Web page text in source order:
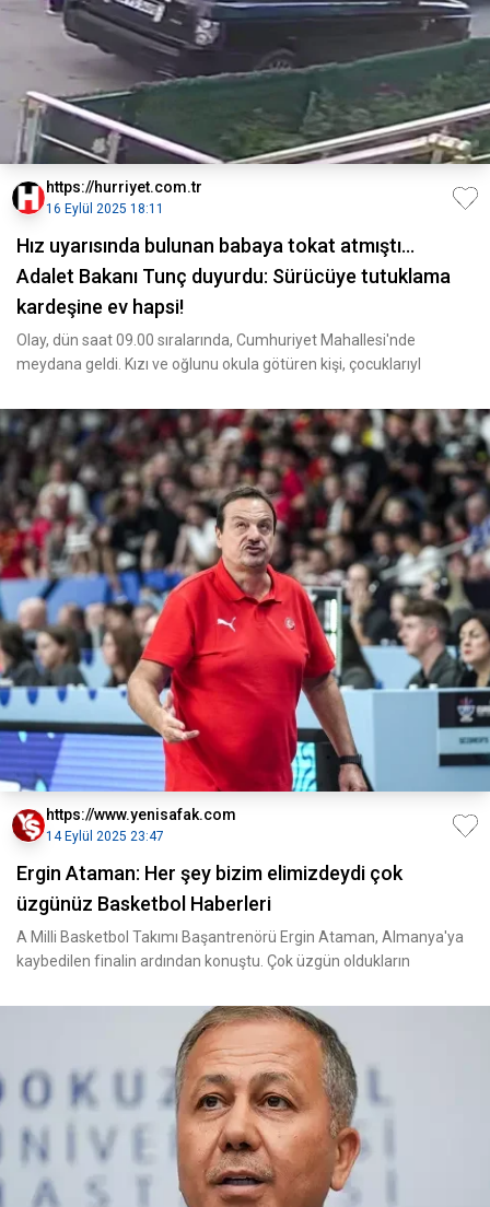
https://hurriyet.com.tr
16 Eylül 2025 18:11
Hız uyarısında bulunan babaya tokat atmıştı...
Adalet Bakanı Tunç duyurdu: Sürücüye tutuklama
kardeşine ev hapsi!
Olay, dün saat 09.00 sıralarında, Cumhuriyet Mahallesi'nde
meydana geldi. Kızı ve oğlunu okula götüren kişi, çocuklarıyl
https://www.yenisafak.com
14 Eylül 2025 23:47
Ergin Ataman: Her şey bizim elimizdeydi çok
üzgünüz Basketbol Haberleri
A Milli Basketbol Takımı Başantrenörü Ergin Ataman, Almanya'ya
kaybedilen finalin ardından konuştu. Çok üzgün oldukların